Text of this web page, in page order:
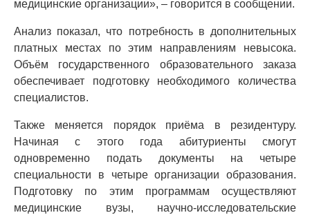
медицинские организации», – говорится в сообщении.
Анализ показал, что потребность в дополнительных
платных местах по этим направлениям невысока.
Объём государственного образовательного заказа
обеспечивает подготовку необходимого количества
специалистов.
Также меняется порядок приёма в резидентуру.
Начиная с этого года абитуриенты смогут
одновременно подать документы на четыре
специальности в четыре организации образования.
Подготовку по этим программам осуществляют
медицинские вузы, научно-исследовательские